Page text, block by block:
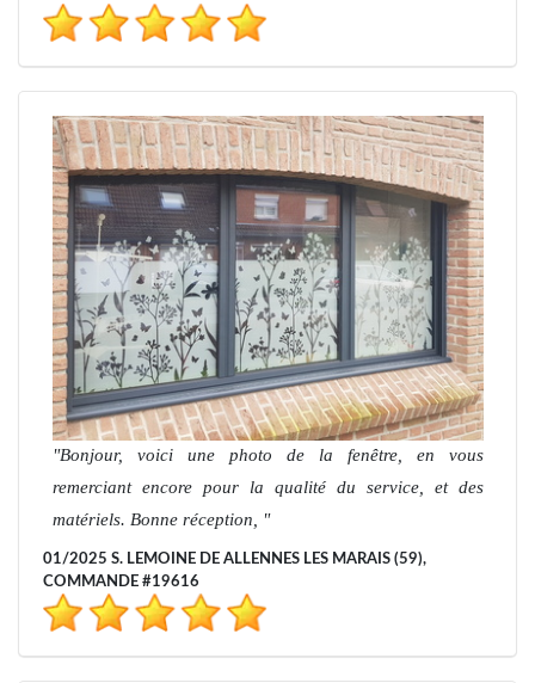
Bonjour, voici une photo de la fenêtre, en vous
remerciant encore pour la qualité du service, et des
matériels. Bonne réception,
01/2025 S. LEMOINE DE ALLENNES LES MARAIS (59),
COMMANDE #19616